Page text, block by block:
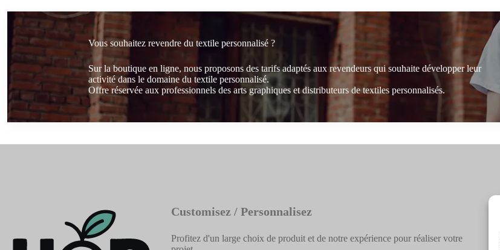
Vous souhaitez revendre du textile personnalisé ?
Sur la boutique en ligne, nous proposons des tarifs adaptés aux revendeurs qui souhaite développer leur
activité dans le domaine du textile personnalisé.
Offre réservée aux professionnels des arts graphiques et distributeurs de textiles personnalisés.
Customisez / Personnalisez
Profitez d'un large choix de produit et de notre expérience pour réaliser votre